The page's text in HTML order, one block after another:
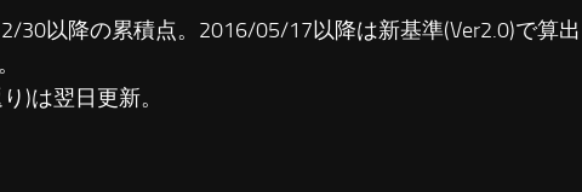
30以降の累積点。2016/05/17以降は新基準(Ver2.0)で算出
)は翌日更新。